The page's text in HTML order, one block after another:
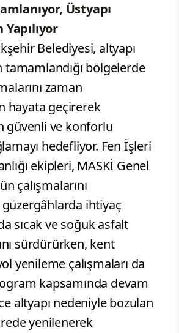
Üstyapı
Belediyesi, altyapı
tamamlandığı bölgelerde
zaman
hayata geçirerek
güvenli ve konforlu
hedefliyor. Fen İşleri
ekipleri, MASKİ Genel
çalışmalarını
güzergâhlarda ihtiyaç
sıcak ve soğuk asfalt
sürdürürken, kent
yenileme çalışmaları da
kapsamında devam
altyapı nedeniyle bozulan
yenilenerek